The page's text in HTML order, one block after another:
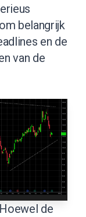
belangrijk
en de
van de
de